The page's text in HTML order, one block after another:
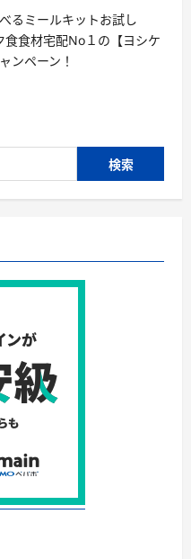
るミールキットお試し
食材宅配No１の【ヨシケ
ンペーン！